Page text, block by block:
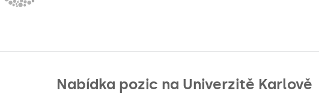
Nabídka pozic na Univerzitě Karlově